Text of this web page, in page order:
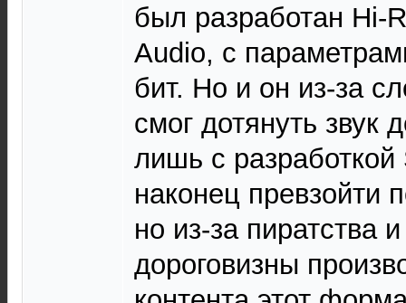
был разработан Hi-
Audio, с
бит. Но и он из-за
смог дотянуть звук
лишь с разработкой
наконец превзойти
но из-за пиратства
дороговизны